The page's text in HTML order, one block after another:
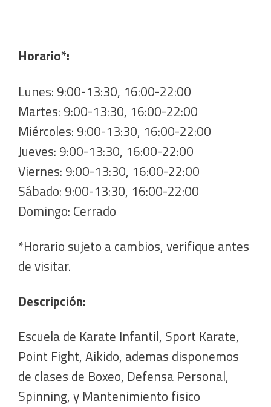
Horario*:
Lunes: 9:00-13:30, 16:00-22:00
Martes: 9:00-13:30, 16:00-22:00
Miércoles: 9:00-13:30, 16:00-22:00
Jueves: 9:00-13:30, 16:00-22:00
Viernes: 9:00-13:30, 16:00-22:00
Sábado: 9:00-13:30, 16:00-22:00
Domingo: Cerrado
*Horario sujeto a cambios, verifique antes
de visitar.
Descripción:
Escuela de Karate Infantil, Sport Karate,
Point Fight, Aikido, ademas disponemos
de clases de Boxeo, Defensa Personal,
Spinning, y Mantenimiento fisico